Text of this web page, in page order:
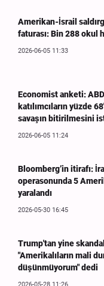
Amerikan-İsrail
faturası: Bin 288 okul
2026-06-05 11:33
Economist anketi:
katılımcıların yüzde
savaşın bitirilmesini
2026-06-05 11:24
Bloomberg’in itirafı:
operasonunda 5
yaralandı
2026-05-30 16:45
Trump'tan yine
"Amerikalıların mali
düşünmüyorum" dedi